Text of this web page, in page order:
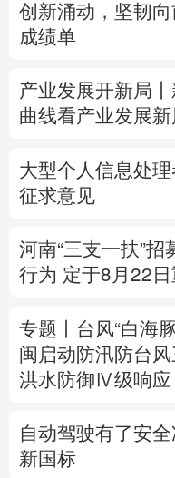
多语种频道
Русский язык
创新涌动，坚韧
成绩单
产业发展开新局丨
曲线看产业发展新
大型个人信息处
征求意见
河南“三支一扶”
行为 定于8月22
专题丨 台风“白海
闽启动防汛防台
洪水防御Ⅳ级响应
自动驾驶有了安
新国标